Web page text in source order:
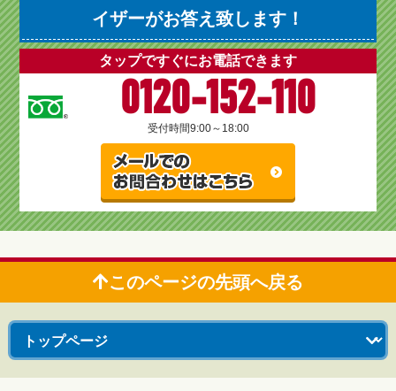
イザーがお答え致します！
タップですぐにお電話できます
0120-152-110
受付時間9:00～18:00
このページの先頭へ戻る